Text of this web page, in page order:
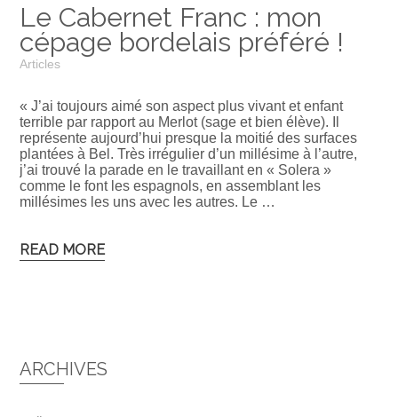
Le Cabernet Franc : mon
cépage bordelais préféré !
Articles
« J’ai toujours aimé son aspect plus vivant et enfant
terrible par rapport au Merlot (sage et bien élève). Il
représente aujourd’hui presque la moitié des surfaces
plantées à Bel. Très irrégulier d’un millésime à l’autre,
j’ai trouvé la parade en le travaillant en « Solera »
comme le font les espagnols, en assemblant les
millésimes les uns avec les autres. Le …
READ MORE
ARCHIVES